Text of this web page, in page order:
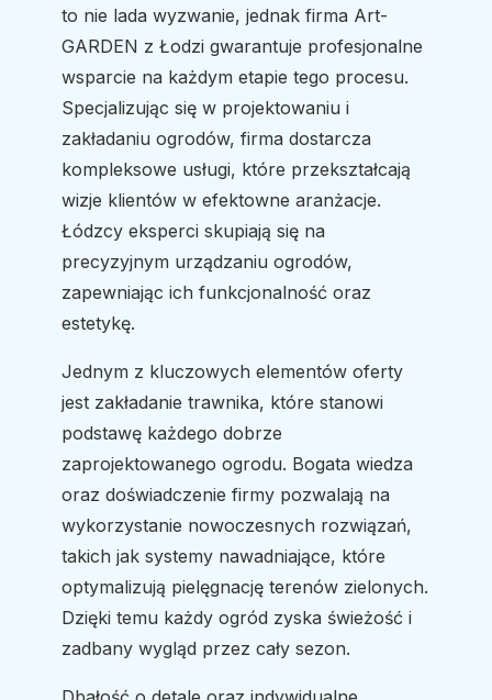
to nie lada wyzwanie, jednak firma Art-
GARDEN z Łodzi gwarantuje profesjonalne
wsparcie na każdym etapie tego procesu.
Specjalizując się w projektowaniu i
zakładaniu ogrodów, firma dostarcza
kompleksowe usługi, które przekształcają
wizje klientów w efektowne aranżacje.
Łódzcy eksperci skupiają się na
precyzyjnym urządzaniu ogrodów,
zapewniając ich funkcjonalność oraz
estetykę.
Jednym z kluczowych elementów oferty
jest zakładanie trawnika, które stanowi
podstawę każdego dobrze
zaprojektowanego ogrodu. Bogata wiedza
oraz doświadczenie firmy pozwalają na
wykorzystanie nowoczesnych rozwiązań,
takich jak systemy nawadniające, które
optymalizują pielęgnację terenów zielonych.
Dzięki temu każdy ogród zyska świeżość i
zadbany wygląd przez cały sezon.